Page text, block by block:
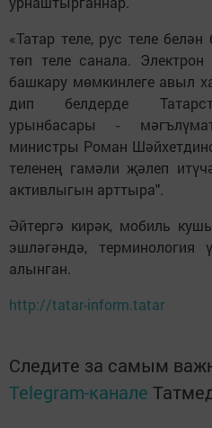
«Татар теле, рус теле
төп теле санала. Электрон
башкару мөмкинлеге авыл
дип белдерде
урынбасары -
министры Роман
теленең гамәли җәлеп
активлыгын арттыра".
Әйтергә кирәк, мобиль
эшләгәндә, терминология
алынган.
http://tatar-inform.tatar
Следите за самым
Telegram-канале